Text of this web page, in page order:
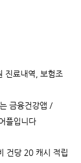
진료내역, 보험조
금융건강앱 /
플입니다
건당 20 캐시 적립